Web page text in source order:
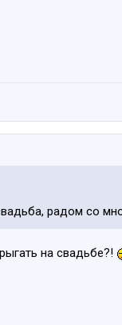
радом со
на свадьбе?!